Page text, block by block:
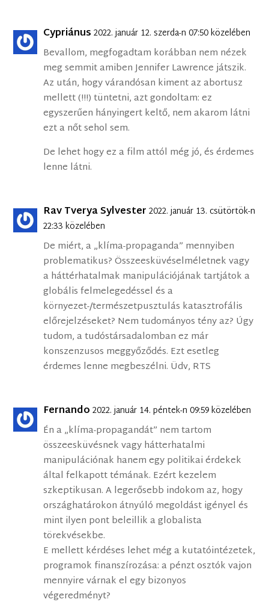
Cypriánus 2022. január 12. szerda-n 07:50 közelében
Bevallom, megfogadtam korábban nem nézek
meg semmit amiben Jennifer Lawrence játszik.
Az után, hogy várandósan kiment az abortusz
mellett (!!!) tüntetni, azt gondoltam: ez
egyszerűen hányingert keltő, nem akarom látni
ezt a nőt sehol sem.
De lehet hogy ez a film attól még jó, és érdemes
lenne látni.
Rav Tverya Sylvester 2022. január 13. csütörtök-n
22:33 közelében
De miért, a „klíma-propaganda” mennyiben
problematikus? Összeesküvéselméletnek vagy
a háttérhatalmak manipulációjának tartjátok a
globális felmelegedéssel és a
környezet-/természetpusztulás katasztrofális
előrejelzéseket? Nem tudományos tény az? Úgy
tudom, a tudóstársadalomban ez már
konszenzusos meggyőződés. Ezt esetleg
érdemes lenne megbeszélni. Üdv, RTS
Fernando 2022. január 14. péntek-n 09:59 közelében
Én a „klíma-propagandát” nem tartom
összeesküvésnek vagy hátterhatalmi
manipulációnak hanem egy politikai érdekek
által felkapott témának. Ezért kezelem
szkeptikusan. A legerősebb indokom az, hogy
országhatárokon átnyúló megoldást igényel és
mint ilyen pont beleillik a globalista
törekvésekbe.
E mellett kérdéses lehet még a kutatóintézetek,
programok finanszírozása: a pénzt osztók vajon
mennyire várnak el egy bizonyos
végeredményt?